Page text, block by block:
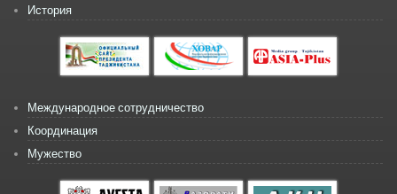
История
Международное сотрудничество
Координация
Мужество